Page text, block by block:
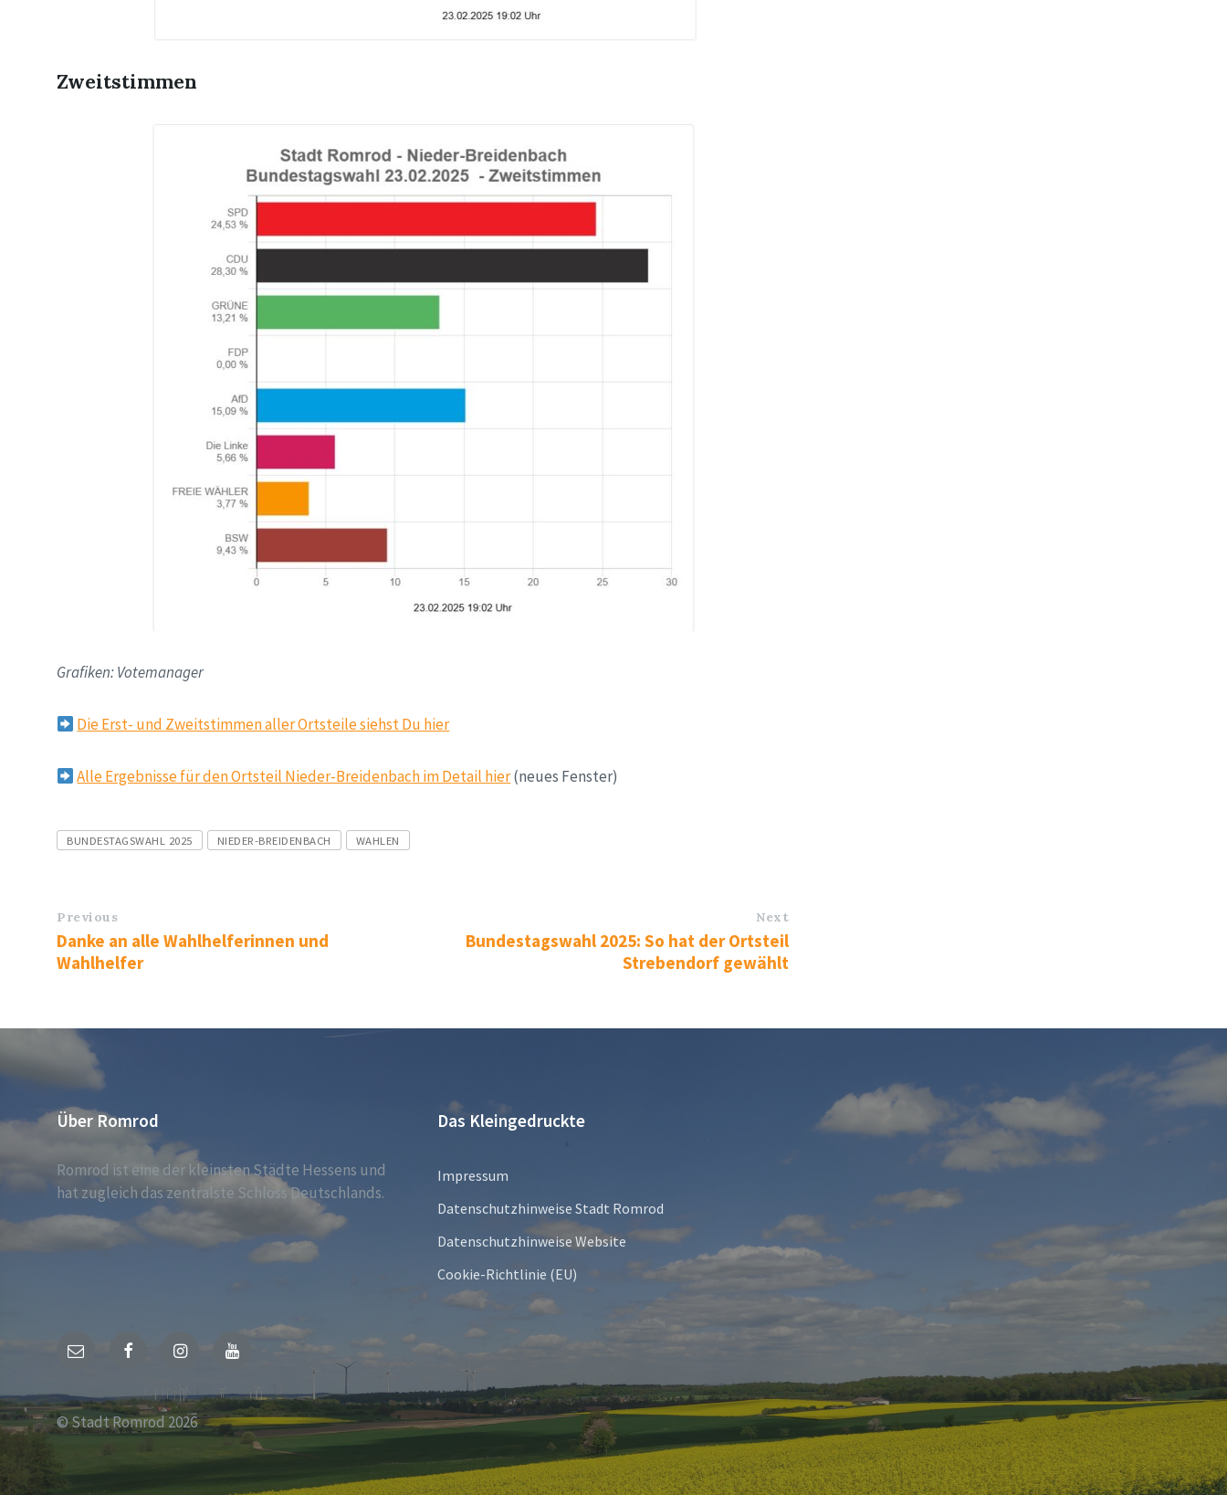
Zweitstimmen
Grafiken: Votemanager
Die Erst- und Zweitstimmen aller Ortsteile siehst Du hier
Alle Ergebnisse für den Ortsteil Nieder-Breidenbach im Detail hier(neues Fenster)
Tags
BUNDESTAGSWAHL 2025 NIEDER-BREIDENBACH WAHLEN
Previous
Danke an alle Wahlhelferinnen und
Wahlhelfer
Next
Bundestagswahl 2025: So hat der Ortsteil
Strebendorf gewählt
Über Romrod
Romrod ist eine der kleinsten Städte Hessens und
hat zugleich das zentralste Schloss Deutschlands.
Das Kleingedruckte
Impressum
Datenschutzhinweise Stadt Romrod
Datenschutzhinweise Website
Cookie-Richtlinie (EU)
E- FacebookInstagramYouTube
© Stadt Romrod 2026